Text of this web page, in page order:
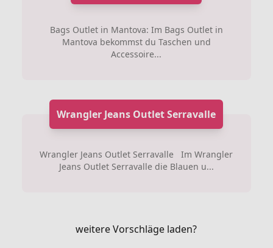
Bags Outlet in Mantova: Im Bags Outlet in
Mantova bekommst du Taschen und
Accessoire...
Wrangler Jeans Outlet Serravalle
Wrangler Jeans Outlet Serravalle Im Wrangler
Jeans Outlet Serravalle die Blauen u...
weitere Vorschläge laden?